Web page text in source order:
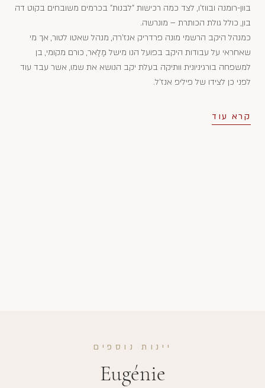
בוון-רומנה ובווז'ו, לצד כמה רכישות "לבנות" בכרמים משובחים בקוט דה
בון, כולל גולת הכותרת – מונרשה.
כמנהל היקב הרשמי מונה פרדריק אנז'רה, מנהל שאטו לטור, אך מי
שאחראי על עבודות היקב בפועל הנו מישל מָלָאר, כורם מקומי, בן
למשפחה בורגיניונית וותיקה בעלת יקב הנושא את שמו, אשר עבד עוד
לפני כן לצידו של פיליפ אנז'ל.
קרא עוד
יינות נוספים
Eugénie